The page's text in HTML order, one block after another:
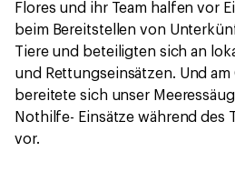
Flores und ihr Team halfen vor
beim Bereitstellen von
Tiere und beteiligten sich an
und Rettungseinsätzen. Und am
bereitete sich unser
Nothilfe- Einsätze während des
vor.